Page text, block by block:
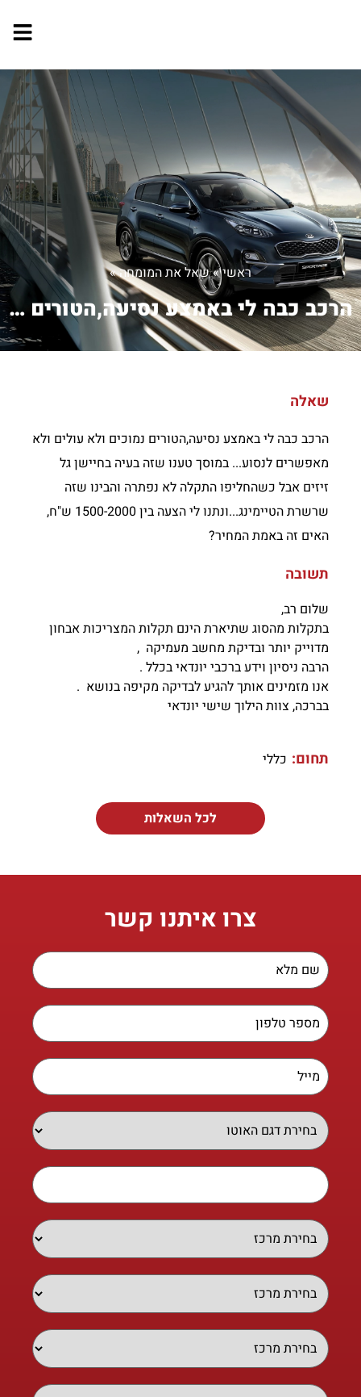
ראשי»שאל את המומחה»
הרכב כבה לי באמצע נסיעה,הטורים נמוכים...
שאלה
הרכב כבה לי באמצע נסיעה,הטורים נמוכים ולא עולים ולא
מאפשרים לנסוע... במוסך טענו שזה בעיה בחיישן גל
זיזים אבל כשהחליפו התקלה לא נפתרה והבינו שזה
שרשרת הטיימינג...ונתנו לי הצעה בין 1500-2000 ש"ח,
האים זה באמת המחיר?
תשובה
שלום רב,
בתקלות מהסוג שתיארת הינם תקלות המצריכות אבחון
מדוייק יותר ובדיקת מחשב מעמיקה ,
הרבה ניסיון וידע ברכבי יונדאי בכלל .
אנו מזמינים אותך להגיע לבדיקה מקיפה בנושא .
בברכה, צוות הילוך שישי יונדאי
תחום: כללי
לכל השאלות
צרו איתנו קשר